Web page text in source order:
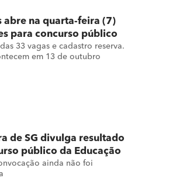
abre na quarta-feira (7)
para concurso público
33 vagas e cadastro reserva.
em 13 de outubro
de SG divulga resultado
público da Educação
ainda não foi